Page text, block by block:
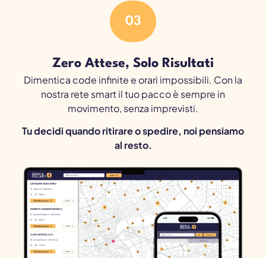
03
Zero Attese, Solo Risultati
Dimentica code infinite e orari impossibili. Con la
nostra rete smart il tuo pacco è sempre in
movimento, senza imprevisti.
Tu decidi quando ritirare o spedire, noi pensiamo
al resto.